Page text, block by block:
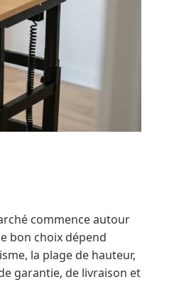
commence autour
bon choix dépend
la plage de hauteur,
garantie, de livraison et